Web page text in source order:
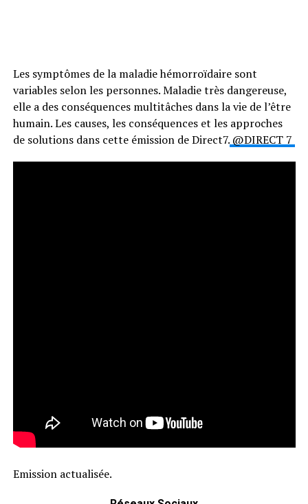
Les symptômes de la maladie hémorroïdaire sont
variables selon les personnes. Maladie très dangereuse,
elle a des conséquences multitâches dans la vie de l’être
humain. Les causes, les conséquences et les approches
de solutions dans cette émission de Direct7.@DIRECT 7
Emission actualisée.